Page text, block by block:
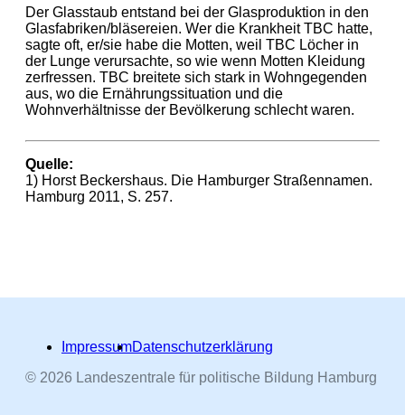
Der Glasstaub entstand bei der Glasproduktion in den
Glasfabriken/bläsereien. Wer die Krankheit TBC hatte,
sagte oft, er/sie habe die Motten, weil TBC Löcher in
der Lunge verursachte, so wie wenn Motten Kleidung
zerfressen. TBC breitete sich stark in Wohngegenden
aus, wo die Ernährungssituation und die
Wohnverhältnisse der Bevölkerung schlecht waren.
Quelle:
1) Horst Beckershaus. Die Hamburger Straßennamen.
Hamburg 2011, S. 257.
ImpressumDatenschutzerklärung
© 2026 Landeszentrale für politische Bildung Hamburg